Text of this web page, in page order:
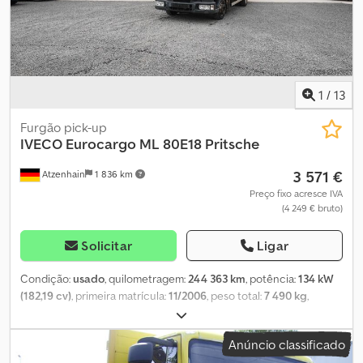
informações dos anúncios, internet e imagens são descrições
não vinculativas e não constituem garantias de características. O
vendedor não se responsabiliza por eventuais erros de digitação
ou de transmissão dos dados do veículo. Todos os equipamentos
listados devem ser verificados separadamente pelo comprador.
1 / 13
Atzenhain 1 836 km
Furgão pick-up
IVECO Eurocargo ML 80E18 Pritsche
3 571 €
Preço fixo acresce IVA
(4 249 € bruto)
Solicitar Ligar
Condição:usado, quilometragem:244 363 km, potência:134 kW
(182,19 cv), primeira matrícula:11/2006, peso total:7 490 kg,
06/2025, tipo de engrenagem:
mecânico, classe de emissão:Euro 3, comprimento do espaço de
, largura do espaço de carga:2 495 mm, altura do
Anúncio classificado